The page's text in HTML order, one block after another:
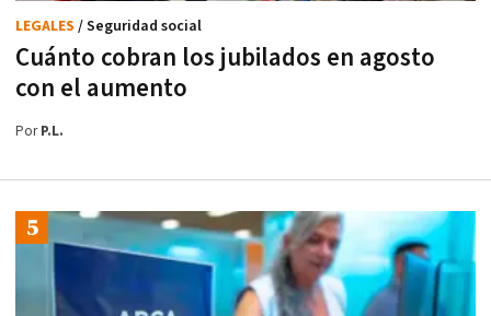
Cuánto cobran los jubilados en agosto
con el aumento
LEGALES / Seguridad social
PorP.L.